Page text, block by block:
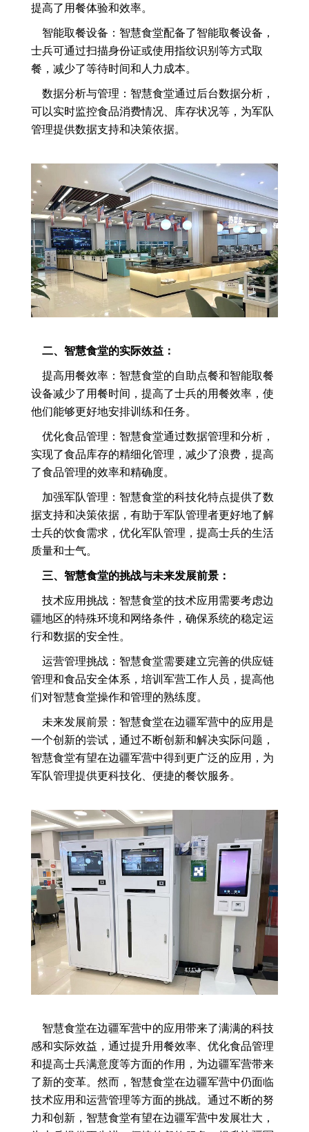
提高了用餐体验和效率。
智能取餐设备：智慧食堂配备了智能取餐设备，
士兵可通过扫描身份证或使用指纹识别等方式取
餐，减少了等待时间和人力成本。
数据分析与管理：智慧食堂通过后台数据分析，
可以实时监控食品消费情况、库存状况等，为军队
管理提供数据支持和决策依据。
二、智慧食堂的实际效益：
提高用餐效率：智慧食堂的自助点餐和智能取餐
设备减少了用餐时间，提高了士兵的用餐效率，使
他们能够更好地安排训练和任务。
优化食品管理：智慧食堂通过数据管理和分析，
实现了食品库存的精细化管理，减少了浪费，提高
了食品管理的效率和精确度。
加强军队管理：智慧食堂的科技化特点提供了数
据支持和决策依据，有助于军队管理者更好地了解
士兵的饮食需求，优化军队管理，提高士兵的生活
质量和士气。
三、智慧食堂的挑战与未来发展前景：
技术应用挑战：智慧食堂的技术应用需要考虑边
疆地区的特殊环境和网络条件，确保系统的稳定运
行和数据的安全性。
运营管理挑战：智慧食堂需要建立完善的供应链
管理和食品安全体系，培训军营工作人员，提高他
们对智慧食堂操作和管理的熟练度。
未来发展前景：智慧食堂在边疆军营中的应用是
一个创新的尝试，通过不断创新和解决实际问题，
智慧食堂有望在边疆军营中得到更广泛的应用，为
军队管理提供更科技化、便捷的餐饮服务。
智慧食堂在边疆军营中的应用带来了满满的科技
感和实际效益，通过提升用餐效率、优化食品管理
和提高士兵满意度等方面的作用，为边疆军营带来
了新的变革。然而，智慧食堂在边疆军营中仍面临
技术应用和运营管理等方面的挑战。通过不断的努
力和创新，智慧食堂有望在边疆军营中发展壮大，